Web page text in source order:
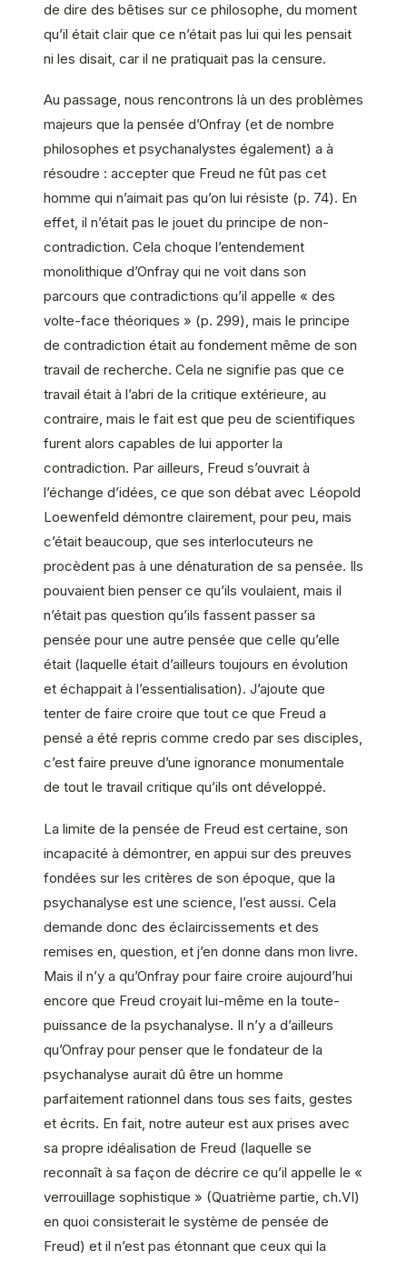
de dire des bêtises sur ce philosophe, du moment
qu’il était clair que ce n’était pas lui qui les pensait
ni les disait, car il ne pratiquait pas la censure.
Au passage, nous rencontrons là un des problèmes
majeurs que la pensée d’Onfray (et de nombre
philosophes et psychanalystes également) a à
résoudre : accepter que Freud ne fût pas cet
homme qui n’aimait pas qu’on lui résiste (p. 74). En
effet, il n’était pas le jouet du principe de non-
contradiction. Cela choque l’entendement
monolithique d’Onfray qui ne voit dans son
parcours que contradictions qu’il appelle « des
volte-face théoriques » (p. 299), mais le principe
de contradiction était au fondement même de son
travail de recherche. Cela ne signifie pas que ce
travail était à l’abri de la critique extérieure, au
contraire, mais le fait est que peu de scientifiques
furent alors capables de lui apporter la
contradiction. Par ailleurs, Freud s’ouvrait à
l’échange d’idées, ce que son débat avec Léopold
Loewenfeld démontre clairement, pour peu, mais
c’était beaucoup, que ses interlocuteurs ne
procèdent pas à une dénaturation de sa pensée. Ils
pouvaient bien penser ce qu’ils voulaient, mais il
n’était pas question qu’ils fassent passer sa
pensée pour une autre pensée que celle qu’elle
était (laquelle était d’ailleurs toujours en évolution
et échappait à l’essentialisation). J’ajoute que
tenter de faire croire que tout ce que Freud a
pensé a été repris comme credo par ses disciples,
c’est faire preuve d’une ignorance monumentale
de tout le travail critique qu’ils ont développé.
La limite de la pensée de Freud est certaine, son
incapacité à démontrer, en appui sur des preuves
fondées sur les critères de son époque, que la
psychanalyse est une science, l’est aussi. Cela
demande donc des éclaircissements et des
remises en, question, et j’en donne dans mon livre.
Mais il n’y a qu’Onfray pour faire croire aujourd’hui
encore que Freud croyait lui-même en la toute-
puissance de la psychanalyse. Il n’y a d’ailleurs
qu’Onfray pour penser que le fondateur de la
psychanalyse aurait dû être un homme
parfaitement rationnel dans tous ses faits, gestes
et écrits. En fait, notre auteur est aux prises avec
sa propre idéalisation de Freud (laquelle se
reconnaît à sa façon de décrire ce qu’il appelle le «
verrouillage sophistique » (Quatrième partie, ch.VI)
en quoi consisterait le système de pensée de
Freud) et il n’est pas étonnant que ceux qui la